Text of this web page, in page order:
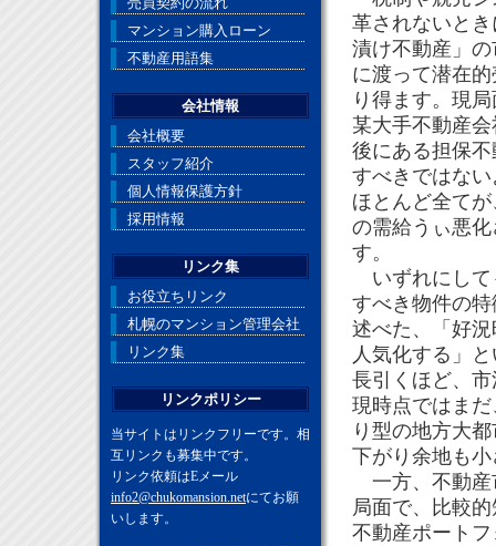
革されないと
漬け不動産」
に渡って潜在
り得ます。現
某大手不動産
後にある担保
すべきではな
ほとんど全て
の需給うぃ悪
す。
いずれにして
すべき物件の
述べた、「好
人気化する」
長引くほど、
現時点ではま
り型の地方大
下がり余地も
一方、不動産
局面で、比較
不動産ポート
マンション購入ローン
不動産用語集
会社情報
会社概要
スタッフ紹介
個人情報保護方針
採用情報
リンク集
お役立ちリンク
札幌のマンション管理会社
リンク集
リンクポリシー
当サイトはリンクフリーです。相
互リンクも募集中です。
リンク依頼はEメール
info2@chukomansion.netにてお願
いします。